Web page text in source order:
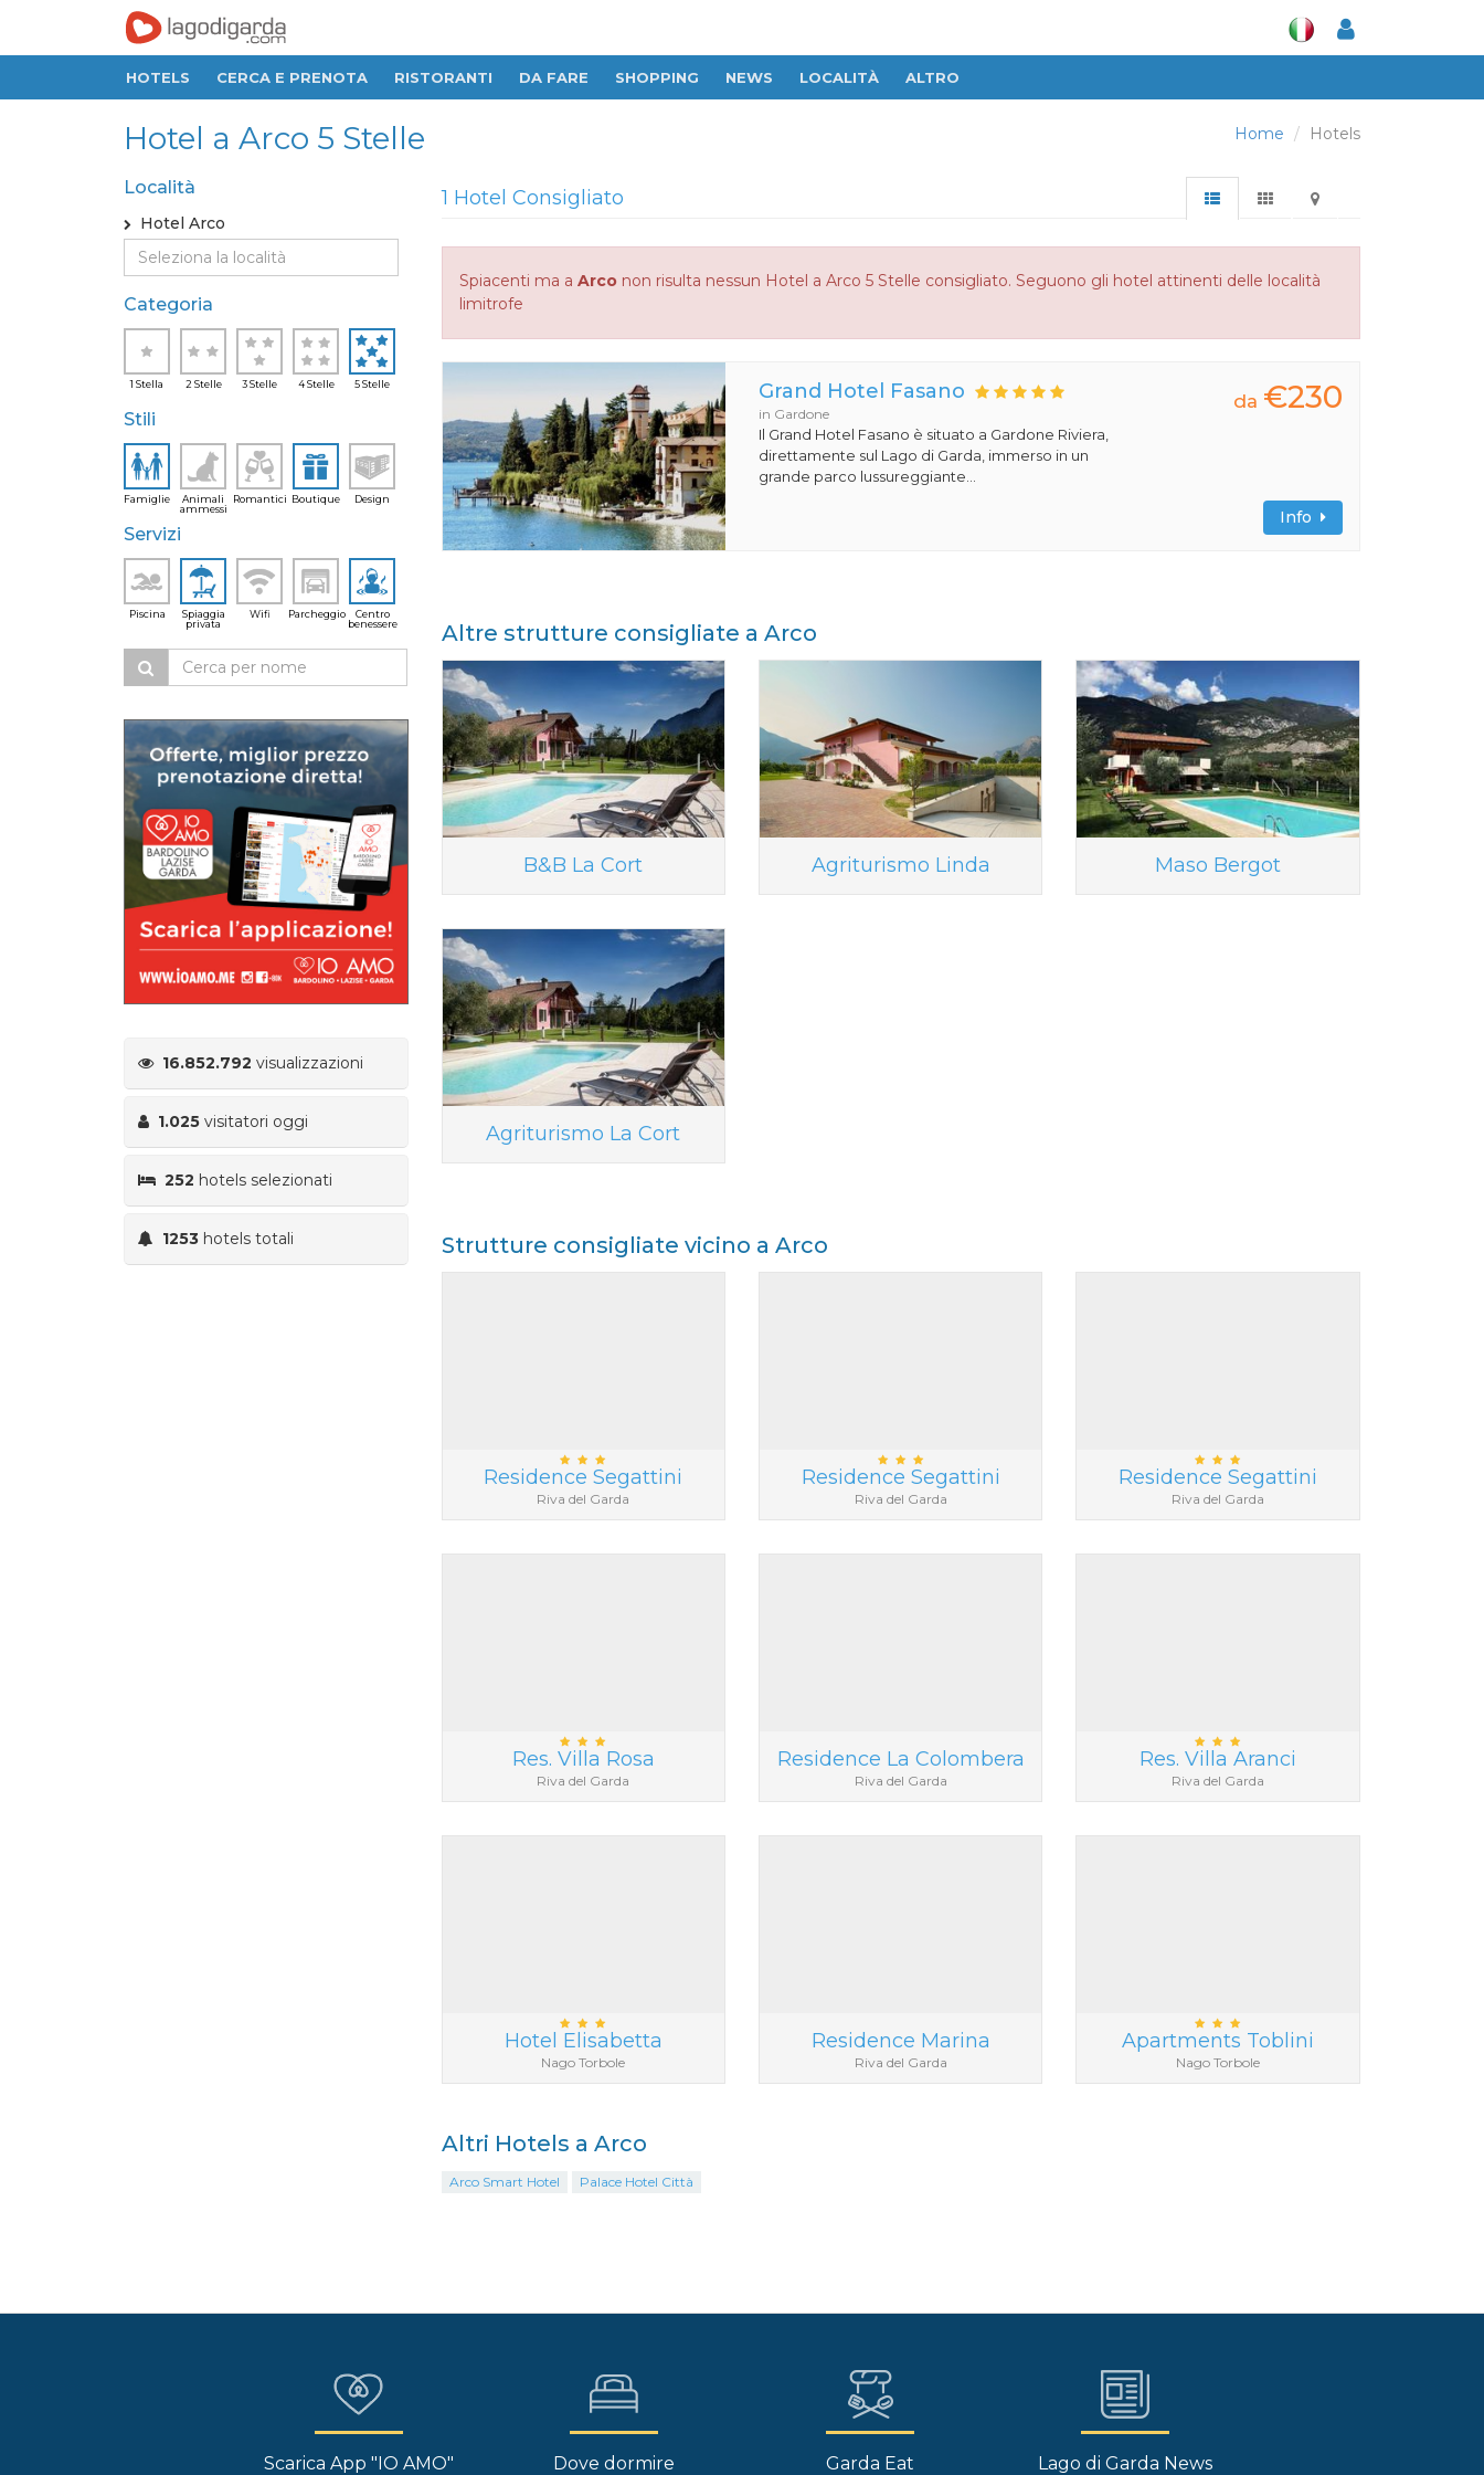
HOTELS CERCA E PRENOTA RISTORANTI DA FARE SHOPPING NEWS LOCALITÀ ALTRO
Home Hotels
Hotel a Arco 5 Stelle
Località
Hotel Arco
Categoria
1 Stella 2 Stelle 3 Stelle 4 Stelle 5 Stelle
Stili
Famiglie
Animali
ammessi
Romantici Boutique Design
Servizi
Piscina
Spiaggia
privata
Wifi Parcheggio
Centro
benessere
16.852.792 visualizzazioni
1.025 visitatori oggi
252 hotels selezionati
1253 hotels totali
1 Hotel Consigliato
Spiacenti ma a Arconon risulta nessun Hotel a Arco 5 Stelle consigliato. Seguono gli hotel attinenti delle località
limitrofe
Grand Hotel Fasano
in Gardone
Il Grand Hotel Fasano è situato a Gardone Riviera,
direttamente sul Lago di Garda, immerso in un
grande parco lussureggiante...
da €230
Info
Altre strutture consigliate a Arco
B&B La Cort Agriturismo Linda Maso Bergot
Agriturismo La Cort
Strutture consigliate vicino a Arco
Residence Segattini
Riva del Garda
Residence Segattini
Riva del Garda
Residence Segattini
Riva del Garda
Res. Villa Rosa
Riva del Garda
Residence La Colombera
Riva del Garda
Res. Villa Aranci
Riva del Garda
Hotel Elisabetta
Nago Torbole
Residence Marina
Riva del Garda
Apartments Toblini
Nago Torbole
Altri Hotels a Arco
Arco Smart Hotel Palace Hotel Città
Scarica App "IO AMO" Dove dormire Garda Eat Lago di Garda News